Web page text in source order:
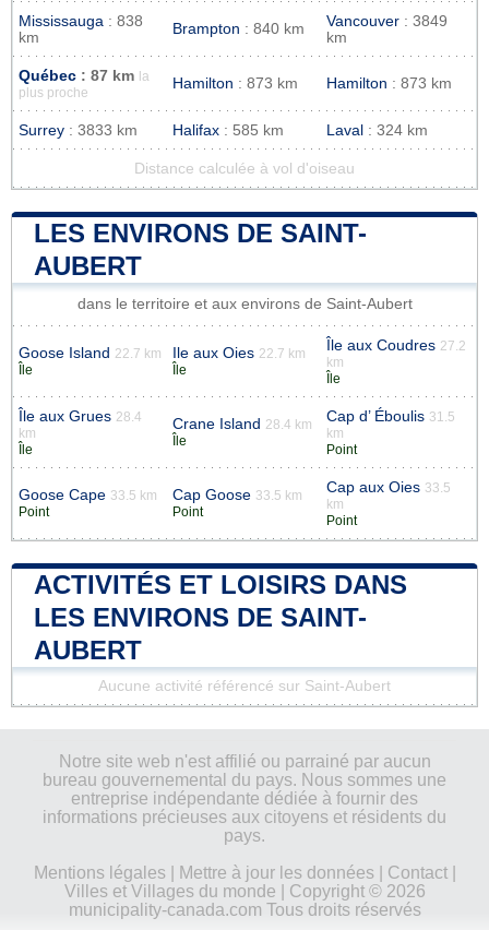
Mississauga : 838
km
Brampton : 840 km Vancouver : 3849
km
Québec : 87 km
la
plus proche
Hamilton : 873 km Hamilton : 873 km
Surrey : 3833 km Halifax : 585 km Laval : 324 km
Distance calculée à vol d'oiseau
LES ENVIRONS DE SAINT-
AUBERT
dans le territoire et aux environs de Saint-Aubert
Goose Island 22.7 km
Île
Ile aux Oies 22.7 km
Île
Île aux Coudres 27.2
km
Île
Île aux Grues 28.4
km
Île
Crane Island 28.4 km
Île
Cap d’ Éboulis 31.5
km
Point
Goose Cape 33.5 km
Point
Cap Goose 33.5 km
Point
Cap aux Oies 33.5
km
Point
ACTIVITÉS ET LOISIRS DANS
LES ENVIRONS DE SAINT-
AUBERT
Aucune activité référencé sur Saint-Aubert
Notre site web n'est affilié ou parrainé par aucun
bureau gouvernemental du pays. Nous sommes une
entreprise indépendante dédiée à fournir des
informations précieuses aux citoyens et résidents du
pays.
Mentions légales| Mettre à jour les données| Contact|
Villes et Villages du monde | Copyright © 2026
municipality-canada.com Tous droits réservés